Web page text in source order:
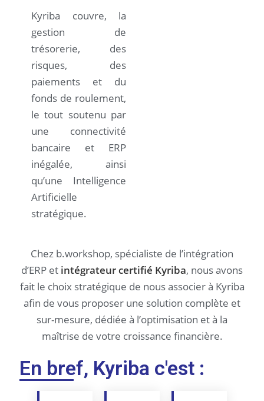
Kyriba couvre, la
gestion de
trésorerie, des
risques, des
paiements et du
fonds de roulement,
le tout soutenu par
une connectivité
bancaire et ERP
inégalée, ainsi
qu’une Intelligence
Artificielle
stratégique.
Chez b.workshop, spécialiste de l’intégration
d’ERP et intégrateur certifié Kyriba, nous avons
fait le choix stratégique de nous associer à Kyriba
afin de vous proposer une solution complète et
sur-mesure, dédiée à l’optimisation et à la
maîtrise de votre croissance financière.
En bref, Kyriba c'est :